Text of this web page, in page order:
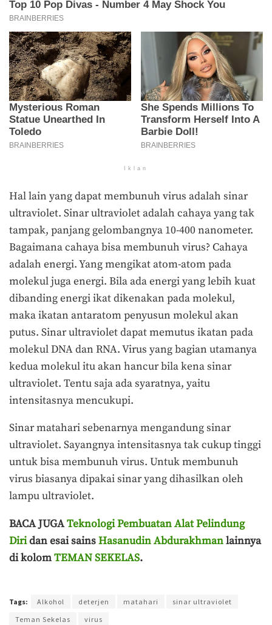
Iklan
Hal lain yang dapat membunuh virus adalah sinar
ultraviolet. Sinar ultraviolet adalah cahaya yang tak
tampak, panjang gelombangnya 10-400 nanometer.
Bagaimana cahaya bisa membunuh virus? Cahaya
adalah energi. Yang mengikat atom-atom pada
molekul juga energi. Bila ada energi yang lebih kuat
dibanding energi ikat dikenakan pada molekul,
maka ikatan antaratom penyusun molekul akan
putus. Sinar ultraviolet dapat memutus ikatan pada
molekul DNA dan RNA. Virus yang bagian utamanya
kedua molekul itu akan hancur bila kena sinar
ultraviolet. Tentu saja ada syaratnya, yaitu
intensitasnya mencukupi.
Sinar matahari sebenarnya mengandung sinar
ultraviolet. Sayangnya intensitasnya tak cukup tinggi
untuk bisa membunuh virus. Untuk membunuh
virus biasanya dipakai sinar yang dihasilkan oleh
lampu ultraviolet.
BACA JUGATeknologi Pembuatan Alat Pelindung
Diridan esai sainsHasanudin Abdurakhmanlainnya
di kolomTEMAN SEKELAS.
Tags: Alkohol deterjen matahari
sinar ultraviolet
Teman Sekelas
virus